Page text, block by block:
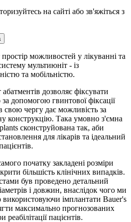
на сайті або зв'яжіться з
можливостей у лікуванні та
мультиюніт - із
та мобільністю.
дозволяє фіксувати
допомогою гвинтової фіксації
свою чергу дає можливість за
конструкцію. Така умовно з'ємна
сконструйована так, аби
для лікарів та ідеальний
початку закладені розміри
більшість клінічних випадків.
був проведено детальний
і довжин, внаслідок чого ми
імплантати Bauer's
максимально прогнозованих
пацієнтів.